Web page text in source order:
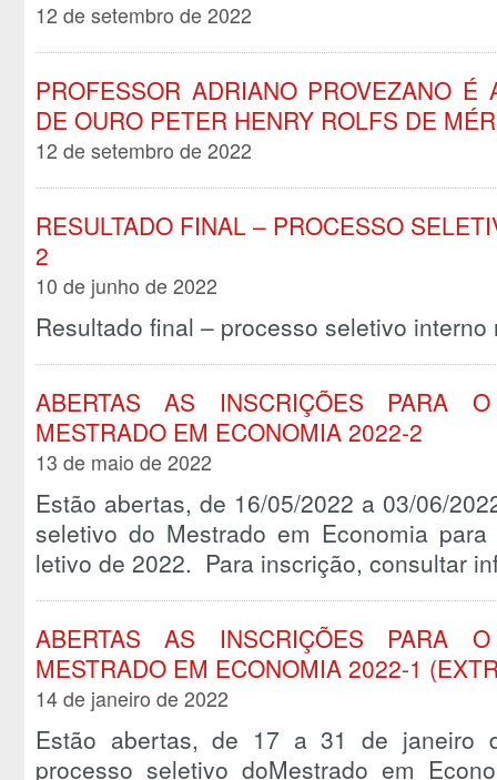
12 de setembro de 2022
PROFESSOR ADRIANO PROVEZANO
DE OURO PETER HENRY ROLFS DE
12 de setembro de 2022
RESULTADO FINAL – PROCESSO
2
10 de junho de 2022
Resultado final – processo seletivo
ABERTAS AS INSCRIÇÕES PARA
MESTRADO EM ECONOMIA 2022-2
13 de maio de 2022
Estão abertas, de 16/05/2022 a 03/06/
seletivo do Mestrado em Economia
letivo de 2022. Para inscrição, consultar
ABERTAS AS INSCRIÇÕES PARA
MESTRADO EM ECONOMIA 2022-1
14 de janeiro de 2022
Estão abertas, de 17 a 31 de janeiro
processo seletivo doMestrado em